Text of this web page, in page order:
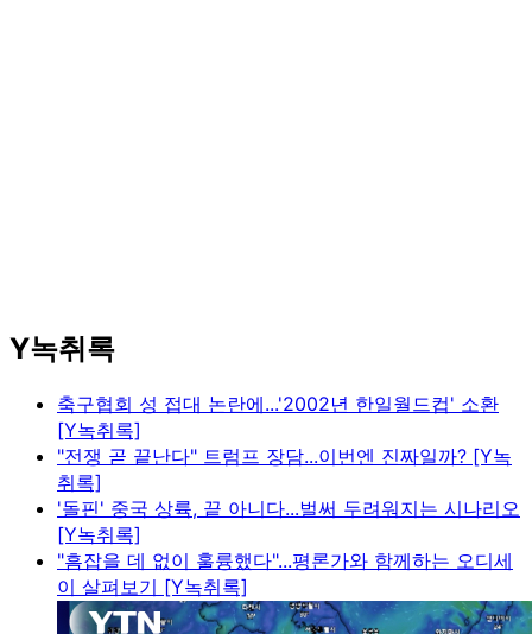
Y녹취록
축구협회 성 접대 논란에...'2002년 한일월드컵' 소환
[Y녹취록]
"전쟁 곧 끝난다" 트럼프 장담...이번엔 진짜일까? [Y녹
취록]
'돌핀' 중국 상륙, 끝 아니다...벌써 두려워지는 시나리오
[Y녹취록]
"흠잡을 데 없이 훌륭했다"...평론가와 함께하는 오디세
이 살펴보기 [Y녹취록]